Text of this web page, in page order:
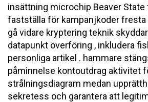
insättning microchip Beaver State
fastställa för kampanjkoder fresta
gå vidare kryptering teknik
datapunkt överföring , inkludera
personliga artikel . hammare
påminnelse kontoutdrag aktivitet
strålningsdiagram medan
sekretess och garantera att